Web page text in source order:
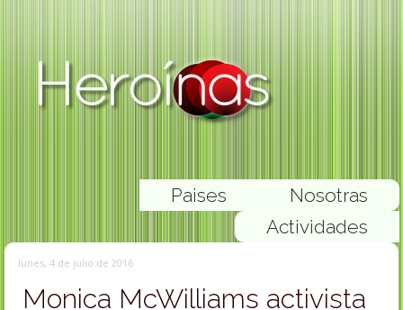
Nosotras
Paises
Actividades
lunes, 4 de julio de 2016
Monica McWilliams activista